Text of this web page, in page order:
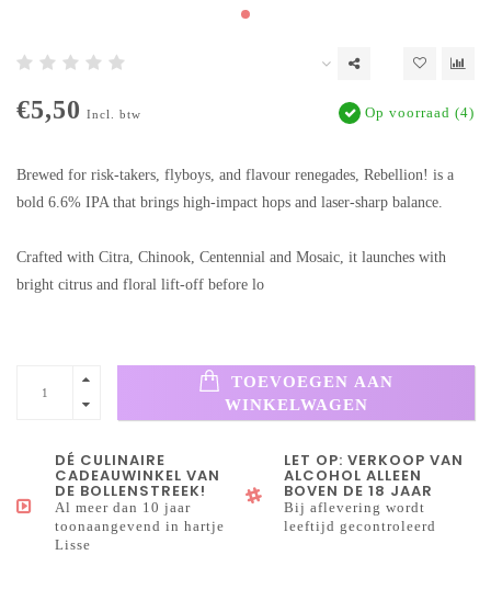
€5,50 Incl. btw Op voorraad (4)
Brewed for risk-takers, flyboys, and flavour renegades, Rebellion! is a
bold 6.6% IPA that brings high-impact hops and laser-sharp balance.
Crafted with Citra, Chinook, Centennial and Mosaic, it launches with
bright citrus and floral lift-off before lo
TOEVOEGEN AAN
WINKELWAGEN
DÉ CULINAIRE
CADEAUWINKEL VAN
DE BOLLENSTREEK!
Al meer dan 10 jaar
toonaangevend in hartje
Lisse
LET OP: VERKOOP VAN
ALCOHOL ALLEEN
BOVEN DE 18 JAAR
Bij aflevering wordt
leeftijd gecontroleerd